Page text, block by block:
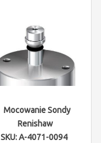
Mocowanie Sondy
Renishaw
SKU: A-4071-0094